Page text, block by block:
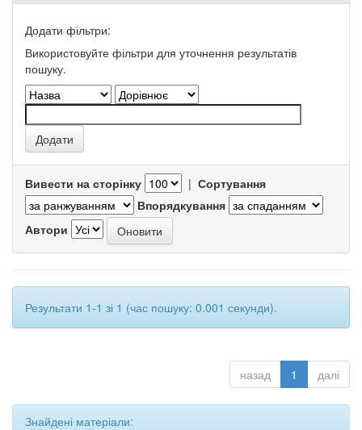
Додати фільтри:
Використовуйте фільтри для уточнення результатів
пошуку.
Вивести на сторінку | Сортування
Впорядкування
Автори
Результати 1-1 зі 1 (час пошуку: 0.001 секунди).
назад 1 далі
Знайдені матеріали: